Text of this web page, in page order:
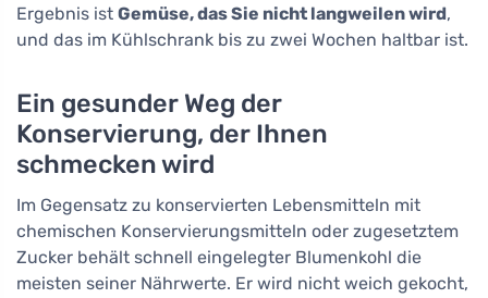
Ergebnis ist Gemüse, das Sie nicht langweilen wird,
und das im Kühlschrank bis zu zwei Wochen haltbar ist.
Ein gesunder Weg der
Konservierung, der Ihnen
schmecken wird
Im Gegensatz zu konservierten Lebensmitteln mit
chemischen Konservierungsmitteln oder zugesetztem
Zucker behält schnell eingelegter Blumenkohl die
meisten seiner Nährwerte. Er wird nicht weich gekocht,